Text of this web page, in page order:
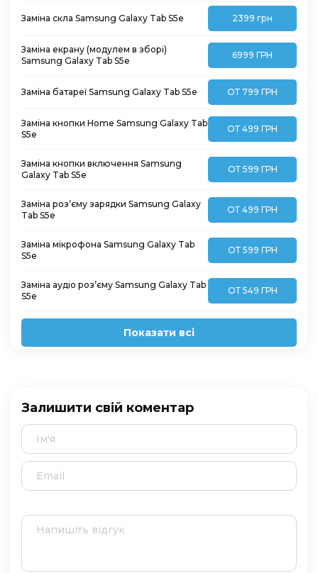
Заміна скла Samsung Galaxy Tab S5e 2399 грн
Заміна екрану (модулем в зборі)
Samsung Galaxy Tab S5e
6999 ГРН
Заміна батареї Samsung Galaxy Tab S5e ОТ 799 ГРН
Заміна кнопки Home Samsung Galaxy Tab
S5e
ОТ 499 ГРН
Заміна кнопки включення Samsung
Galaxy Tab S5e
ОТ 599 ГРН
Заміна роз’єму зарядки Samsung Galaxy
Tab S5e
ОТ 499 ГРН
Заміна мікрофона Samsung Galaxy Tab
S5e
ОТ 599 ГРН
Заміна аудіо роз’єму Samsung Galaxy Tab
S5e
ОТ 549 ГРН
Показати всі
Залишити свій коментар